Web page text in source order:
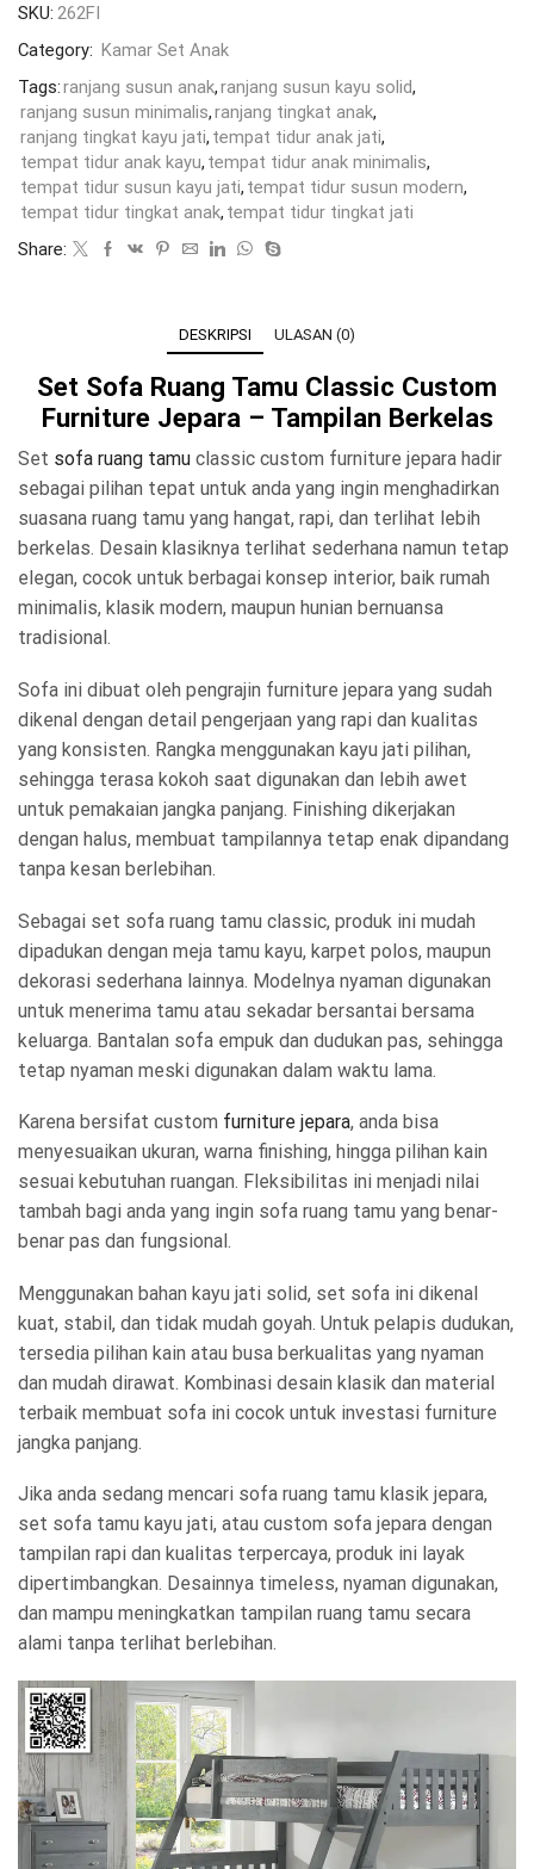
SKU: 262FI
Category: Kamar Set Anak
Tags:ranjang susun anak,ranjang susun kayu solid,
ranjang susun minimalis,ranjang tingkat anak,
ranjang tingkat kayu jati, tempat tidur anak jati,
tempat tidur anak kayu, tempat tidur anak minimalis,
tempat tidur susun kayu jati, tempat tidur susun modern,
tempat tidur tingkat anak, tempat tidur tingkat jati
Share:
DESKRIPSI ULASAN (0)
Set Sofa Ruang Tamu Classic Custom
Furniture Jepara – Tampilan Berkelas
Set sofa ruang tamu classic custom furniture jepara hadir
sebagai pilihan tepat untuk anda yang ingin menghadirkan
suasana ruang tamu yang hangat, rapi, dan terlihat lebih
berkelas. Desain klasiknya terlihat sederhana namun tetap
elegan, cocok untuk berbagai konsep interior, baik rumah
minimalis, klasik modern, maupun hunian bernuansa
tradisional.
Sofa ini dibuat oleh pengrajin furniture jepara yang sudah
dikenal dengan detail pengerjaan yang rapi dan kualitas
yang konsisten. Rangka menggunakan kayu jati pilihan,
sehingga terasa kokoh saat digunakan dan lebih awet
untuk pemakaian jangka panjang. Finishing dikerjakan
dengan halus, membuat tampilannya tetap enak dipandang
tanpa kesan berlebihan.
Sebagai set sofa ruang tamu classic, produk ini mudah
dipadukan dengan meja tamu kayu, karpet polos, maupun
dekorasi sederhana lainnya. Modelnya nyaman digunakan
untuk menerima tamu atau sekadar bersantai bersama
keluarga. Bantalan sofa empuk dan dudukan pas, sehingga
tetap nyaman meski digunakan dalam waktu lama.
Karena bersifat custom furniture jepara, anda bisa
menyesuaikan ukuran, warna finishing, hingga pilihan kain
sesuai kebutuhan ruangan. Fleksibilitas ini menjadi nilai
tambah bagi anda yang ingin sofa ruang tamu yang benar-
benar pas dan fungsional.
Menggunakan bahan kayu jati solid, set sofa ini dikenal
kuat, stabil, dan tidak mudah goyah. Untuk pelapis dudukan,
tersedia pilihan kain atau busa berkualitas yang nyaman
dan mudah dirawat. Kombinasi desain klasik dan material
terbaik membuat sofa ini cocok untuk investasi furniture
jangka panjang.
Jika anda sedang mencari sofa ruang tamu klasik jepara,
set sofa tamu kayu jati, atau custom sofa jepara dengan
tampilan rapi dan kualitas terpercaya, produk ini layak
dipertimbangkan. Desainnya timeless, nyaman digunakan,
dan mampu meningkatkan tampilan ruang tamu secara
alami tanpa terlihat berlebihan.